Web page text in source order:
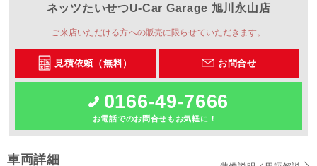
ネッツたいせつU-Car Garage 旭川永山店
ご来店いただける方への販売に限らせていただきます。
見積依頼（無料） お問合せ
0166-49-7666
お電話でのお問合せもお気軽に！
車両詳細